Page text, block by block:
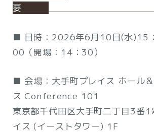
要
■ 日時：2026年6月10日(水)15
00（開場：14：30）
■ 会場：大手町プレイス ホール
ス Conference 101
東京都千代田区大手町二丁目3番
イス (イーストタワー) 1F